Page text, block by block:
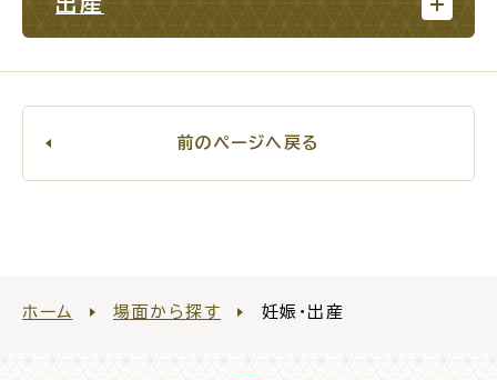
ふるさと納税
場面から探す
前のページへ戻る
ホーム 場面から探す 妊娠・出産